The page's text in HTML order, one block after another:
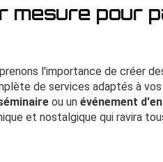
mesure pour
l'importance de créer
de services adaptés à
ou un événement
et nostalgique qui ravira